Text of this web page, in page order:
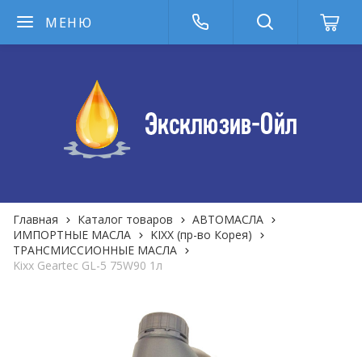
МЕНЮ
Главная Каталог товаров
АВТОМАСЛА
ИМПОРТНЫЕ МАСЛА
KIXX (пр-во Корея)
ТРАНСМИССИОННЫЕ МАСЛА
Kixx Geartec GL-5 75W90 1л